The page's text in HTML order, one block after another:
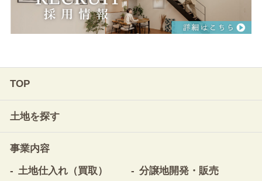
TOP
土地を探す
事業内容
土地仕入れ（買取）
分譲地開発・販売